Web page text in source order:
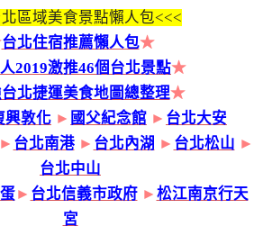
區域美食景點懶人包<<<
台北住宿推薦懶人包★
2019激推46個台北景點★
北捷運美食地圖總整理★
興敦化 ► 國父紀念館 ► 台北大安
► 台北南港 ► 台北內湖 ► 台北松山 ►
台北中山
► 台北信義市政府► 松江南京行天
宮